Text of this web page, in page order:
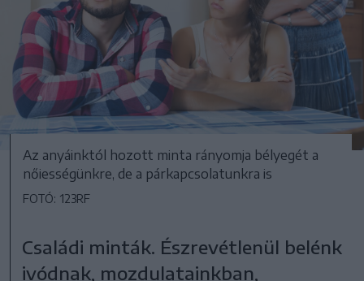
Az anyáinktól hozott minta rányomja bélyegét a
nőiességünkre, de a párkapcsolatunkra is
FOTÓ: 123RF
Családi minták. Észrevétlenül belénk
ivódnak, mozdulatainkban,